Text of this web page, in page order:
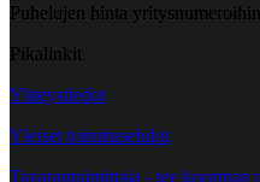
Puhelujen hinta
Pikalinkit
Yhteystiedot
Yleiset toimitusehdot
Tavarantoimittaja - tee kuorman